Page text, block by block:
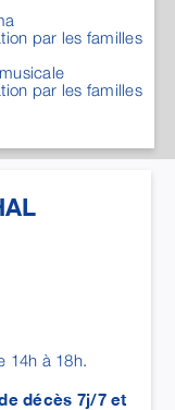
par les familles
par les familles
14h à 18h.
décès 7j/7 et